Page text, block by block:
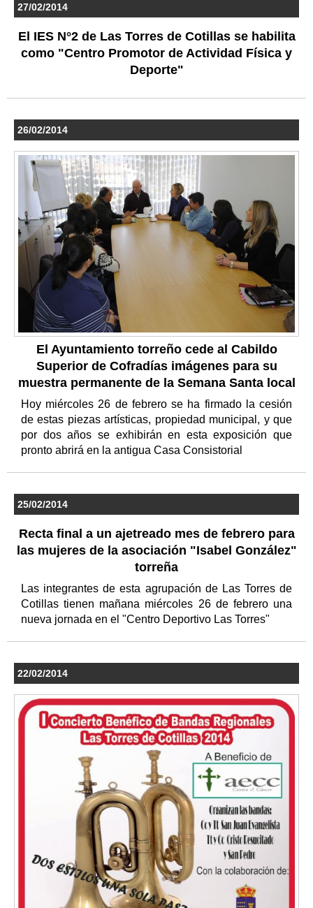
27/02/2014
El IES N°2 de Las Torres de Cotillas se habilita
como "Centro Promotor de Actividad Física y
Deporte"
26/02/2014
El Ayuntamiento torreño cede al Cabildo
Superior de Cofradías imágenes para su
muestra permanente de la Semana Santa local
Hoy miércoles 26 de febrero se ha firmado la cesión
de estas piezas artísticas, propiedad municipal, y que
por dos años se exhibirán en esta exposición que
pronto abrirá en la antigua Casa Consistorial
25/02/2014
Recta final a un ajetreado mes de febrero para
las mujeres de la asociación "Isabel González"
torreña
Las integrantes de esta agrupación de Las Torres de
Cotillas tienen mañana miércoles 26 de febrero una
nueva jornada en el "Centro Deportivo Las Torres"
22/02/2014